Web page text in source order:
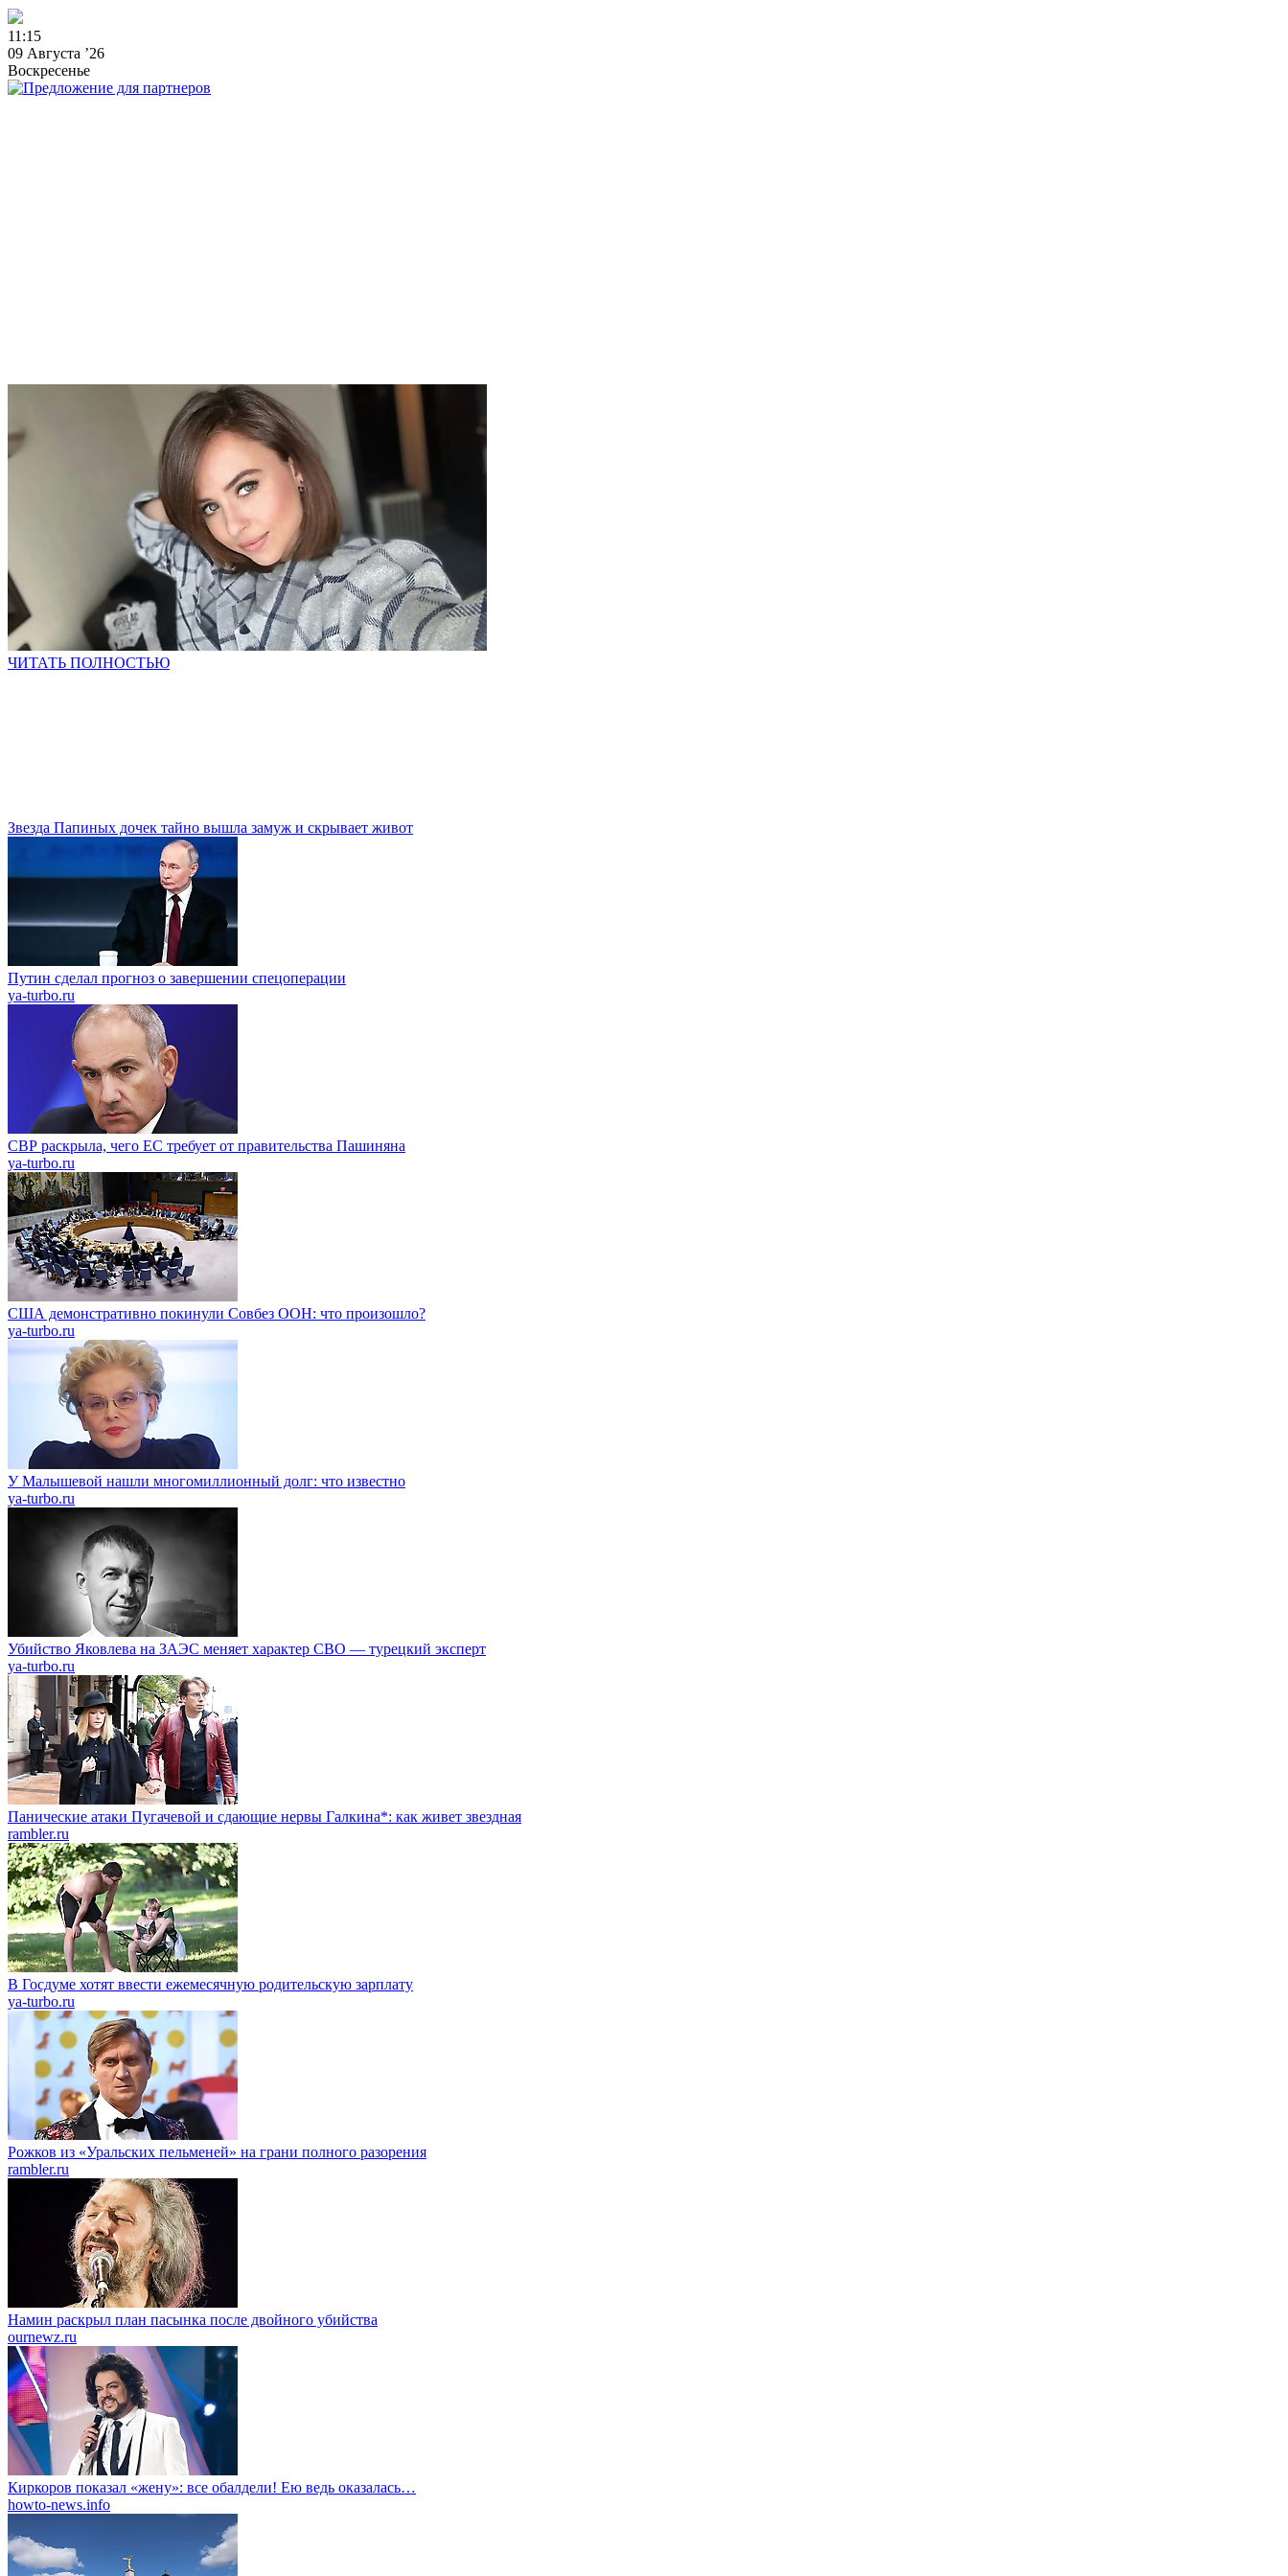
11 :1 5
09 Августа ’26
Воскресенье
ЧИТАТЬ ПОЛНОСТЬЮ
Звезда Папиных дочек тайно вышла замуж и скрывает живот
Путин сделал прогноз о завершении спецоперации
ya-turbo.ru
СВР раскрыла, чего ЕС требует от правительства Пашиняна
ya-turbo.ru
США демонстративно покинули Совбез ООН: что произошло?
ya-turbo.ru
У Малышевой нашли многомиллионный долг: что известно
ya-turbo.ru
Убийство Яковлева на ЗАЭС меняет характер СВО — турецкий эксперт
ya-turbo.ru
Панические атаки Пугачевой и сдающие нервы Галкина*: как живет звездная
rambler.ru
В Госдуме хотят ввести ежемесячную родительскую зарплату
ya-turbo.ru
Рожков из «Уральских пельменей» на грани полного разорения
rambler.ru
Намин раскрыл план пасынка после двойного убийства
ournewz.ru
Киркоров показал «жену»: все обалдели! Ею ведь оказалась…
howto-news.info